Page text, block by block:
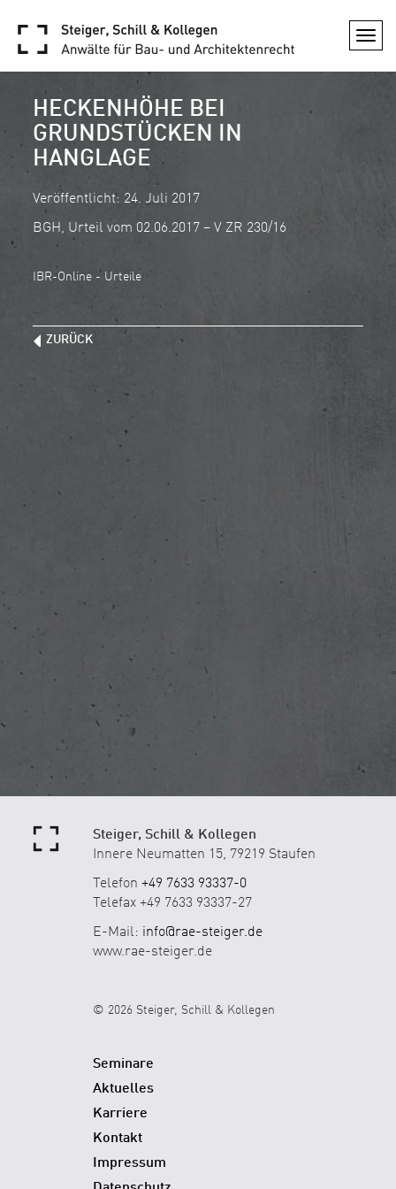
HECKENHÖHE BEI
GRUNDSTÜCKEN IN
HANGLAGE
Veröffentlicht: 24. Juli 2017
BGH, Urteil vom 02.06.2017 – V ZR 230/16
IBR-Online - Urteile
ZURÜCK
Steiger, Schill & Kollegen
Innere Neumatten 15, 79219 Staufen
Telefon +49 7633 93337-0
Telefax +49 7633 93337-27
E-Mail: info@rae-steiger.de
www.rae-steiger.de
© 2026 Steiger, Schill & Kollegen
Seminare
Aktuelles
Karriere
Kontakt
Impressum